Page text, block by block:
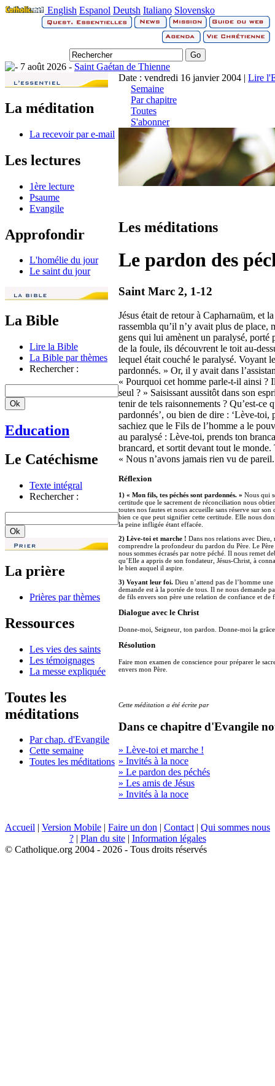
English Espanol Deutsh Italiano Slovensko
7 août 2026 - Saint Gaétan de Thienne
La méditation
La recevoir par e-mail
Les lectures
1ère lecture
Psaume
Evangile
Approfondir
L'homélie du jour
Le saint du jour
La Bible
Lire la Bible
La Bible par thèmes
Rechercher :
Education
Le Catéchisme
Texte intégral
Rechercher :
La prière
Prières par thèmes
Ressources
Les vies des saints
Les témoignages
La messe expliquée
Toutes les
méditations
Par chap. d'Evangile
Cette semaine
Toutes les méditations
Date : vendredi 16 janvier 2004 | Lire
Semaine
Par chapitre
Toutes
S'abonner
Les méditations
Le pardon des
Saint Marc 2, 1-12
Jésus était de retour à Capharnaüm, et
rassembla qu’il n’y avait plus de
gens qui lui amènent un paralysé, porté
de la foule, ils découvrent le toit au-
lequel était couché le paralysé. Voyant
pardonnés. » Or, il y avait dans
« Pourquoi cet homme parle-t-il ainsi ?
seul ? » Saisissant aussitôt dans son
tenir de tels raisonnements ? Qu’est-ce
pardonnés’, ou bien de dire : ‘Lève-
sachiez que le Fils de l’homme a le
au paralysé : Lève-toi, prends ton
brancard, et sortit devant tout le
« Nous n’avons jamais rien vu de
Réflexion
1) « Mon fils, tes péchés sont pardonnés. » Nous qui
certitude que le sacrement de réconciliation nous
toutes nos fautes et nous accueille sans réserve sur
bien ce que peut signifier cette certitude. Elle nous
la peine infligée étant effacée.
2) Lève-toi et marche ! Dans nos relations avec
comprendre la profondeur du pardon du Père. Le
nous sommes écrasés par notre péché. Il nous remet
qu’Elle a appris de son fondateur, Jésus-Christ, à
le bien auquel il aspire.
3) Voyant leur foi. Dieu n’attend pas de l’homme
demande est à la portée de tous. Il ne nous demande
de fils envers son père une relation de confiance et de
Dialogue avec le Christ
Donne-moi, Seigneur, ton pardon. Donne-moi la
Résolution
Faire mon examen de conscience pour préparer le
envers mon Père.
Cette méditation a été écrite par
Dans ce chapitre d'Evangile
» Lève-toi et marche !
» Invités à la noce
» Le pardon des péchés
» Les amis de Jésus
» Invités à la noce
Accueil | Version Mobile | Faire un don | Contact | Qui sommes nous
?| Plan du site| Information légales
© Catholique.org 2004 - 2026 - Tous droits réservés